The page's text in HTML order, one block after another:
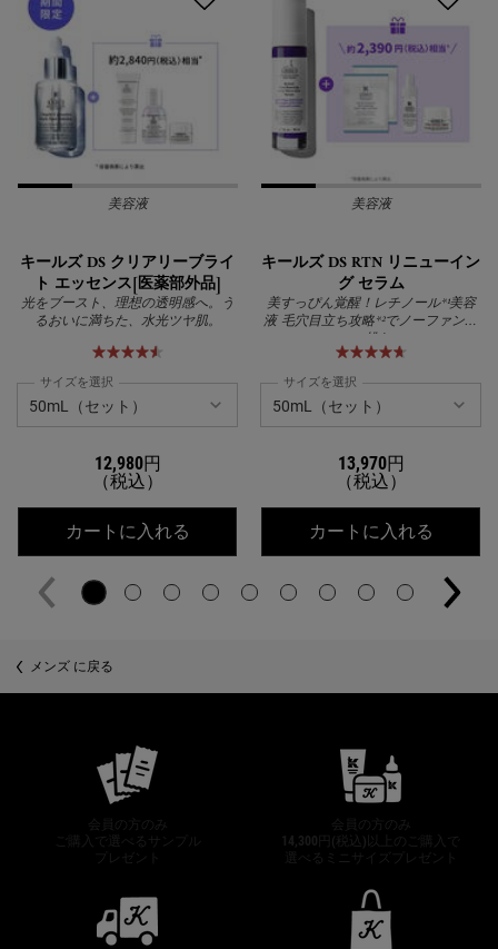
美容液
キールズ DS クリアリーブライ
ト エッセンス[医薬部外品]
光をブースト、理想の透明感へ。う
るおいに満ちた、水光ツヤ肌。
サイズを選択
12,980円
（税込）
カートに入れる キールズ DS クリアリーブライト エ
美容液
キールズ DS RTN リニューイン
グ セラム
美すっぴん覚醒！レチノール*¹美容
液 毛穴目立ち攻略*²でノーファンデ
に挑む
サイズを選択
13,970円
（税込）
カートに入れる
メンズ に戻る
会員の方のみ
ご購入で選べるサンプル
会員の方のみ
14,300円(税込)以上のご購入で
選べるミニサイズプレゼント